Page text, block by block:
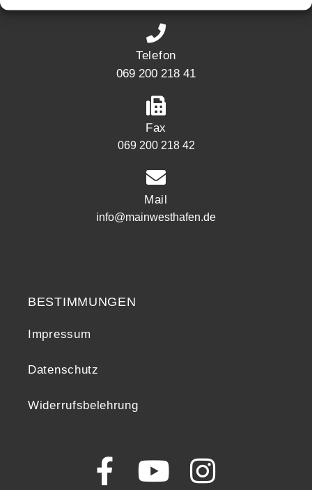
Telefon
069 200 218 41
Fax
069 200 218 42
Mail
info@mainwesthafen.de
BESTIMMUNGEN
Impressum
Datenschutz
Widerrufsbelehrung